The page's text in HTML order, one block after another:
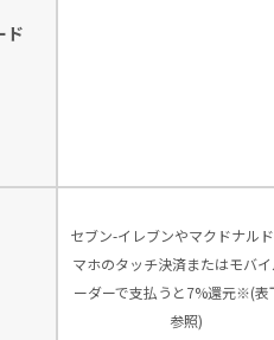
ド
セブン-イレブンやマクドナル
マホのタッチ決済またはモバ
ーダーで支払うと7%還元※(表
参照)